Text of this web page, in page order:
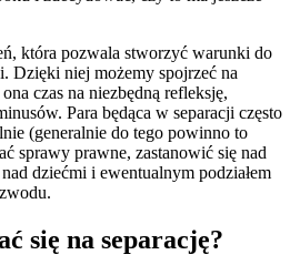
która pozwala stworzyć warunki do
Dzięki niej możemy spojrzeć na
czas na niezbędną refleksję,
Para będąca w separacji często
(generalnie do tego powinno to
sprawy prawne, zastanowić się nad
dziećmi i ewentualnym podziałem
się na separację?